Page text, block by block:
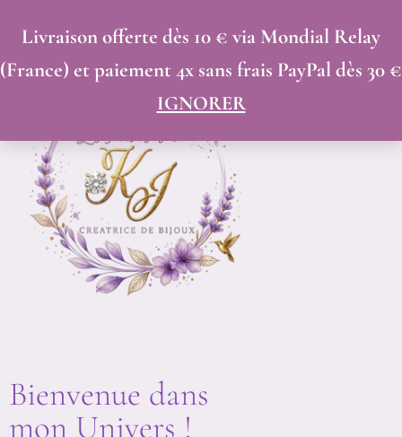
Livraison offerte dès 10 € via Mondial Relay
(France) et paiement 4x sans frais PayPal dès 30 €
IGNORER
AU
CONTENU
Bienvenue dans
mon Univers !
du
plus
récent